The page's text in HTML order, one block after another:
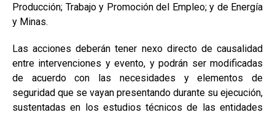
Producción; Trabajo y Promoción del Empleo; y de Energía
y Minas.
Las acciones deberán tener nexo directo de causalidad
entre intervenciones y evento, y podrán ser modificadas
de acuerdo con las necesidades y elementos de
seguridad que se vayan presentando durante su ejecución,
sustentadas en los estudios técnicos de las entidades